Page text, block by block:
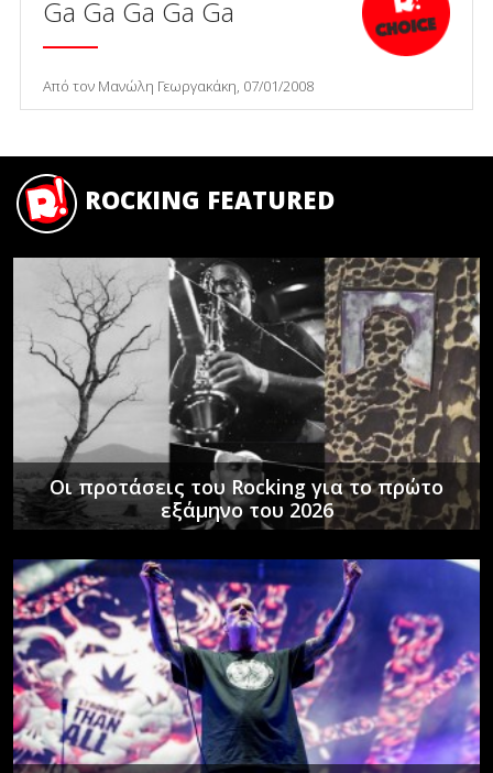
Ga Ga Ga Ga Ga
Από τον Μανώλη Γεωργακάκη, 07/01/2008
ROCKING FEATURED
Οι προτάσεις του Rocking για το πρώτο
εξάμηνο του 2026